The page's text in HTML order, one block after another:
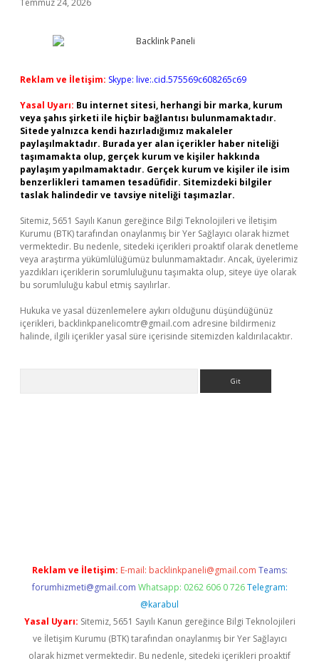
Temmuz 24, 2026
Reklam ve İletişim: Skype: live:.cid.575569c608265c69
Yasal Uyarı: Bu internet sitesi, herhangi bir marka, kurum
veya şahıs şirketi ile hiçbir bağlantısı bulunmamaktadır.
Sitede yalnızca kendi hazırladığımız makaleler
paylaşılmaktadır. Burada yer alan içerikler haber niteliği
taşımamakta olup, gerçek kurum ve kişiler hakkında
paylaşım yapılmamaktadır. Gerçek kurum ve kişiler ile isim
benzerlikleri tamamen tesadüfidir. Sitemizdeki bilgiler
taslak halindedir ve tavsiye niteliği taşımazlar.
Sitemiz, 5651 Sayılı Kanun gereğince Bilgi Teknolojileri ve İletişim
Kurumu (BTK) tarafından onaylanmış bir Yer Sağlayıcı olarak hizmet
vermektedir. Bu nedenle, sitedeki içerikleri proaktif olarak denetleme
veya araştırma yükümlülüğümüz bulunmamaktadır. Ancak, üyelerimiz
yazdıkları içeriklerin sorumluluğunu taşımakta olup, siteye üye olarak
bu sorumluluğu kabul etmiş sayılırlar.
Hukuka ve yasal düzenlemelere aykırı olduğunu düşündüğünüz
içerikleri, backlinkpanelicomtr@gmail.com adresine bildirmeniz
halinde, ilgili içerikler yasal süre içerisinde sitemizden kaldırılacaktır.
Reklam ve İletişim: E-mail: backlinkpaneli@gmail.com Teams:
forumhizmeti@gmail.com Whatsapp: 0262 606 0 726 Telegram:
@karabul
Yasal Uyarı: Sitemiz, 5651 Sayılı Kanun gereğince Bilgi Teknolojileri
ve İletişim Kurumu (BTK) tarafından onaylanmış bir Yer Sağlayıcı
olarak hizmet vermektedir. Bu nedenle, sitedeki içerikleri proaktif